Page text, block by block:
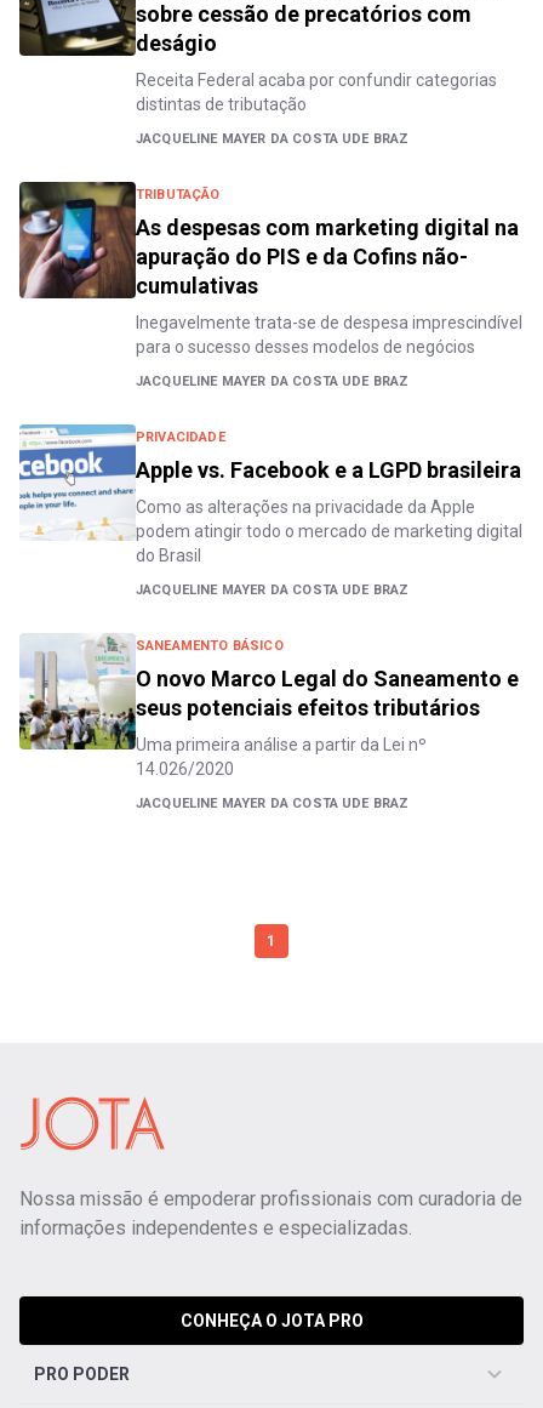
sobre cessão de precatórios com
deságio
Receita Federal acaba por confundir categorias
distintas de tributação
JACQUELINE MAYER DA COSTA UDE BRAZ
TRIBUTAÇÃO
As despesas com marketing digital na
apuração do PIS e da Cofins não-
cumulativas
Inegavelmente trata-se de despesa imprescindível
para o sucesso desses modelos de negócios
JACQUELINE MAYER DA COSTA UDE BRAZ
PRIVACIDADE
Apple vs. Facebook e a LGPD brasileira
Como as alterações na privacidade da Apple
podem atingir todo o mercado de marketing digital
do Brasil
JACQUELINE MAYER DA COSTA UDE BRAZ
SANEAMENTO BÁSICO
O novo Marco Legal do Saneamento e
seus potenciais efeitos tributários
Uma primeira análise a partir da Lei nº
14.026/2020
JACQUELINE MAYER DA COSTA UDE BRAZ
1
Nossa missão é empoderar profissionais com curadoria de
informações independentes e especializadas.
CONHEÇA O JOTA PRO
PRO PODER